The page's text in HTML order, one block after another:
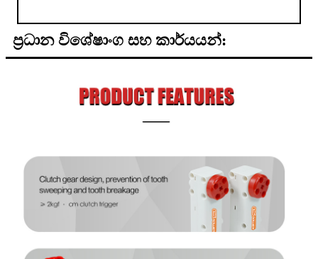
ප්‍රධාන විශේෂාංග සහ කාර්යයන්: